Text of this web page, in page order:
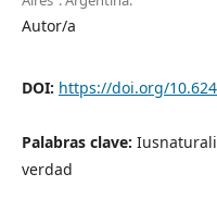
Autor/a
DOI: https://doi.org/
Palabras clave:
verdad